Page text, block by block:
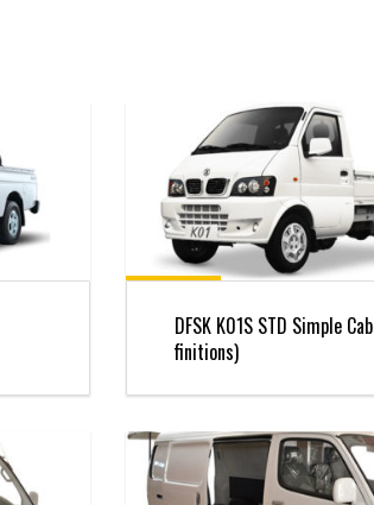
DFSK K01S STD Simple
finitions)